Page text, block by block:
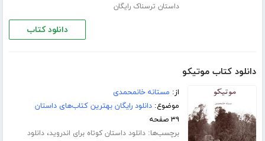
داستان ترسناک رایگان
دانلود کتاب
دانلود کتاب موتیکو
از: مستانه خانمحمدی
موضوع:دانلود رایگان بهترین کتاب‌های داستان
۳۹ صفحه
برچسب‌ها:دانلود داستان کوتاه برای اندروید،دانلود